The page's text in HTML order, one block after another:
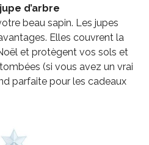
d’arbre
beau sapin. Les jupes
Elles couvrent la
et protègent vos sols et
(si vous avez un vrai
parfaite pour les cadeaux